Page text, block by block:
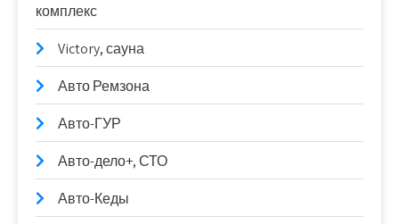
комплекс
Victory, сауна
Авто Ремзона
Авто-ГУР
Авто-дело+, СТО
Авто-Кеды